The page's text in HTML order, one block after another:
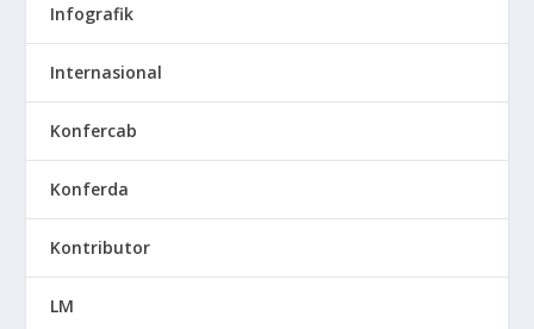
Infografik
Internasional
Konfercab
Konferda
Kontributor
LM